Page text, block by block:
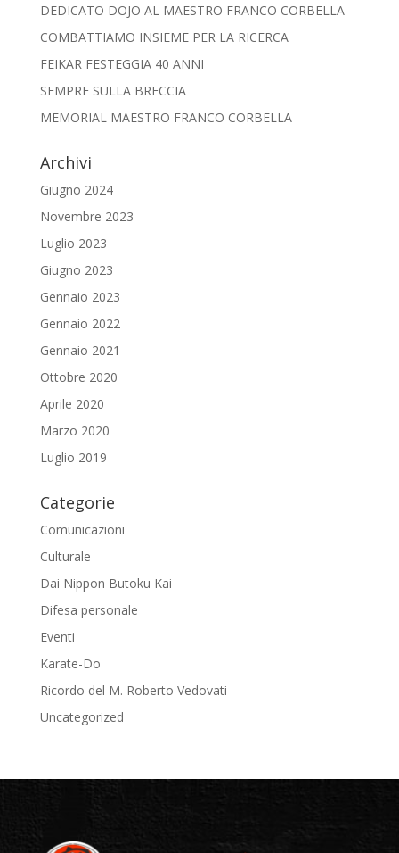
DEDICATO DOJO AL MAESTRO FRANCO CORBELLA
COMBATTIAMO INSIEME PER LA RICERCA
FEIKAR FESTEGGIA 40 ANNI
SEMPRE SULLA BRECCIA
MEMORIAL MAESTRO FRANCO CORBELLA
Archivi
Giugno 2024
Novembre 2023
Luglio 2023
Giugno 2023
Gennaio 2023
Gennaio 2022
Gennaio 2021
Ottobre 2020
Aprile 2020
Marzo 2020
Luglio 2019
Categorie
Comunicazioni
Culturale
Dai Nippon Butoku Kai
Difesa personale
Eventi
Karate-Do
Ricordo del M. Roberto Vedovati
Uncategorized